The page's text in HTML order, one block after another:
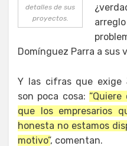
detalles de sus
proyectos.
Domínguez Parra a sus
Y las cifras que exige
son poca cosa:
que los empresarios
honesta no estamos
motivo”, comentan.